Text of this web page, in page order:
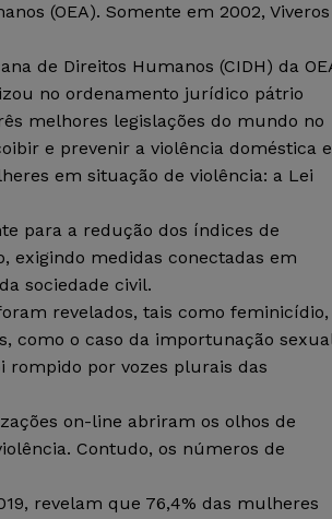
(OEA). Somente em 2002, Viveros
de Direitos Humanos (CIDH) da
no ordenamento jurídico pátrio
melhores legislações do mundo no
e prevenir a violência doméstica e
em situação de violência: a Lei
para a redução dos índices de
medidas conectadas em
sociedade civil.
revelados, tais como feminicídio,
como o caso da importunação
rompido por vozes plurais das
on-line abriram os olhos de
Contudo, os números de
revelam que 76,4% das mulheres